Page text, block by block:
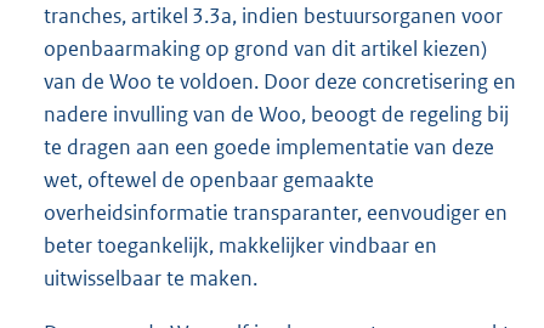
tranches, artikel 3.3a, indien bestuursorganen voor
openbaarmaking op grond van dit artikel kiezen)
van de Woo te voldoen. Door deze concretisering en
nadere invulling van de Woo, beoogt de regeling bij
te dragen aan een goede implementatie van deze
wet, oftewel de openbaar gemaakte
overheidsinformatie transparanter, eenvoudiger en
beter toegankelijk, makkelijker vindbaar en
uitwisselbaar te maken.